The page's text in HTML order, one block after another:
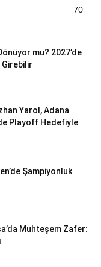
70
mu? 2027’de
Girebilir
Yarol, Adana
Playoff Hedefiyle
Şampiyonluk
Muhteşem Zafer: